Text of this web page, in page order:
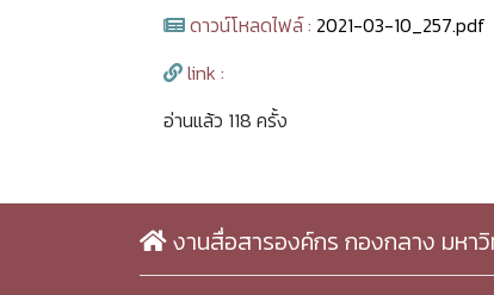
ดาวน์โหลดไฟล์ : 2021-03-10_257.pdf
link :
อ่านแล้ว 118 ครั้ง
งานสื่อสารองค์กร กองกลาง มหา